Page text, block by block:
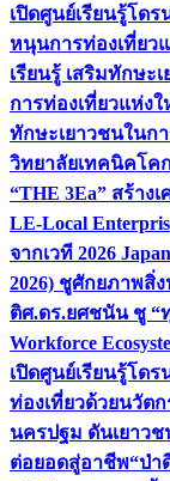
เปิดศูนย์เรียนรู้โด
หนุนการท่องเที่ยว
เรียนรู้ เสริมทักษะ
การท่องเที่ยวแห่ง
ทักษะเยาวชนในก
วิทยาลัยเทคนิคโค
“THE 3Ea” สร้าง
LE-Local
จากเวที 2026
2026) ชูศักยภาพสิ่
ติศ.ดร.ยศชนัน ชู “
Workforce
เปิดศูนย์เรียนรู้โด
ท่องเที่ยวด้วยนวัต
นครปฐม ดันเยาวช
ต่อยอดสู่อาชีพ“ป่า